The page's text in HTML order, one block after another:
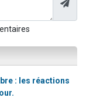
: les réactions